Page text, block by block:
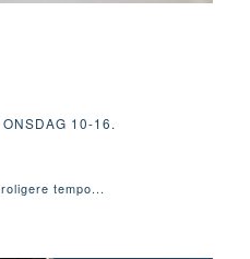
10-16.
tempo...